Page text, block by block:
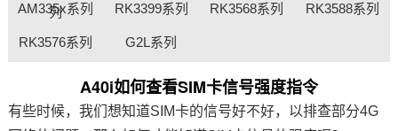
方案定制
天猫商城
列
AM335x系列 RK3399系列 RK3568系列 RK3588系列
RK3576系列 G2L系列
A40i如何查看SIM卡信号强度指令
有些时候，我们想知道SIM卡的信号好不好，以排查部分4G